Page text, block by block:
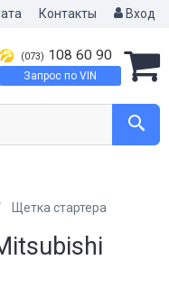
Контакты Вход
(073) 108 60 90
Запрос по VIN
Щетка стартера